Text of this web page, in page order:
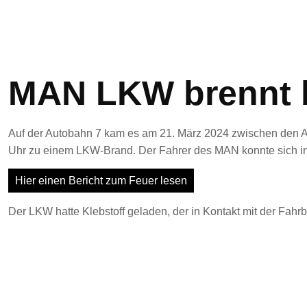
MAN LKW brennt
Auf der Autobahn 7 kam es am 21. März 2024 zwischen
Uhr zu einem LKW-Brand. Der Fahrer des MAN konnte sich
Hier einen Bericht zum Feuer lesen
Der LKW hatte Klebstoff geladen, der in Kontakt mit der